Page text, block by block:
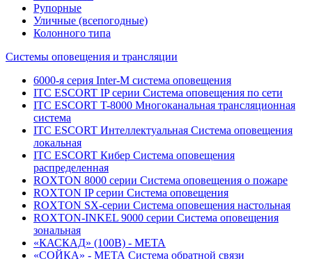
Рупорные
Уличные (всепогодные)
Колонного типа
Системы оповещения и трансляции
6000-я серия Inter-M система оповещения
ITC ESCORT IP серии Система оповещения по сети
ITC ESCORT T-8000 Многоканальная трансляционная
система
ITC ESCORT Интеллектуальная Система оповещения
локальная
ITC ESCORT Кибер Система оповещения
распределенная
ROXTON 8000 серии Система оповещения о пожаре
ROXTON IP серии Система оповещения
ROXTON SX-серии Система оповещения настольная
ROXTON-INKEL 9000 серии Система оповещения
зональная
«КАСКАД» (100В) - МЕТА
«СОЙКА» - МЕТА Система обратной связи